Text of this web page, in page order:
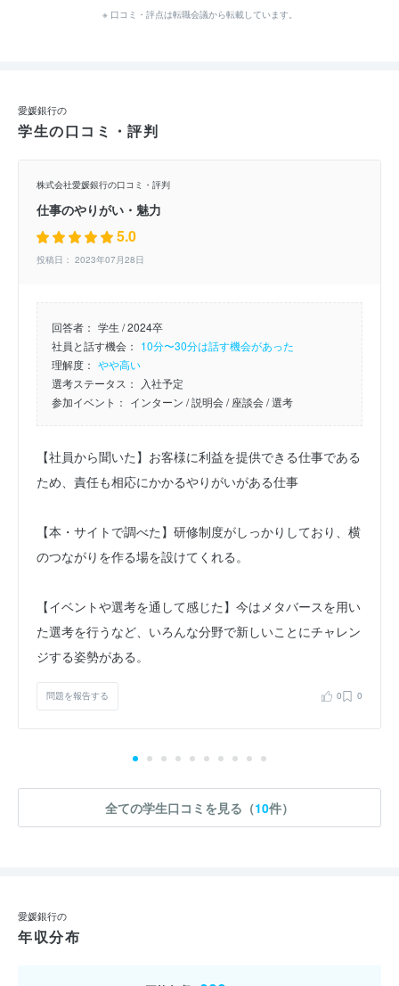
※ 口コミ・評点は転職会議から転載しています。
愛媛銀行の
学生の口コミ・評判
株式会社愛媛銀行の口コミ・評判
仕事のやりがい・魅力
5.0
投稿日： 2023年07月28日
回答者： 学生 / 2024卒
社員と話す機会： 10分〜30分は話す機会があった
理解度： やや高い
選考ステータス：
入社予定
参加イベント： インターン / 説明会/ 座談会/ 選考
【社員から聞いた】お客様に利益を提供できる仕事である
ため、責任も相応にかかるやりがいがある仕事
【本・サイトで調べた】研修制度がしっかりしており、横
のつながりを作る場を設けてくれる。
【イベントや選考を通して感じた】今はメタバースを用い
た選考を行うなど、いろんな分野で新しいことにチャレン
ジする姿勢がある。
問題を報告する 0 0
全ての学生口コミを見る（10件）
愛媛銀行の
年収分布